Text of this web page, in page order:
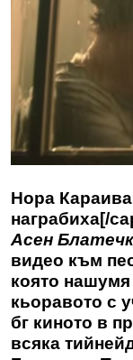
Нора
награбиха[/
Асен
видео към
която
кьоравото с
бг киното в
всяка